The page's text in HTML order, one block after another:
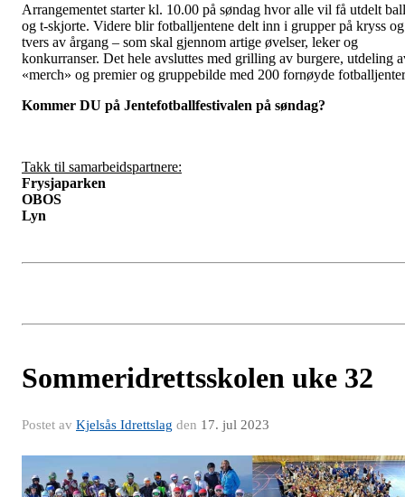
Arrangementet starter kl. 10.00 på søndag hvor alle vil få utdelt ball
og t-skjorte. Videre blir fotballjentene delt inn i grupper på kryss og
tvers av årgang – som skal gjennom artige øvelser, leker og
konkurranser. Det hele avsluttes med grilling av burgere, utdeling
«merch» og premier og gruppebilde med 200 fornøyde
Kommer DU på Jentefotballfestivalen på søndag?
Takk til samarbeidspartnere:
Frysjaparken
OBOS
Lyn
Sommeridrettsskolen uke 32
Postet av Kjelsås Idrettslag den 17. jul 2023